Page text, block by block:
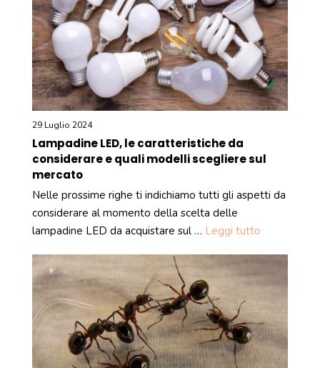
29 Luglio 2024
Lampadine LED, le caratteristiche da
considerare e quali modelli scegliere sul
mercato
Nelle prossime righe ti indichiamo tutti gli aspetti da
considerare al momento della scelta delle
lampadine LED da acquistare sul … Leggi tutto